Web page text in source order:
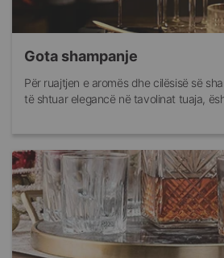
Gota shampanje
Për ruajtjen e aromës dhe cilësisë së
të shtuar elegancë në tavolinat tuaja,